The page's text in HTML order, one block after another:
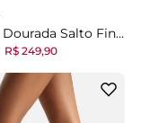
Sandália Dourada Salto Fino Metalizada
R$ 249,90